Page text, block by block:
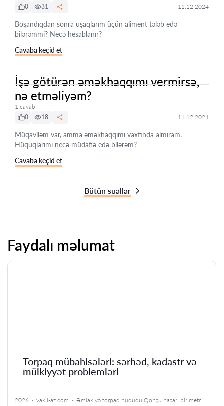
0
31 11.12.2024
Boşandıqdan sonra uşaqlarım üçün aliment tələb edə
bilərəmmi? Necə hesablanır?
Cavaba keçid et
İşə götürən əməkhaqqımı vermirsə,
nə etməliyəm?
1 cavab
0
18 11.12.2024
Müqaviləm var, amma əməkhaqqımı vaxtında almıram.
Hüquqlarımı necə müdafiə edə bilərəm?
Cavaba keçid et
Bütün suallar
Faydalı məlumat
Torpaq mübahisələri: sərhəd, kadastr və
mülkiyyət problemləri
2026 · vakil-az.com · Əmlak və torpaq hüququ Qonşu hasarı bir metr